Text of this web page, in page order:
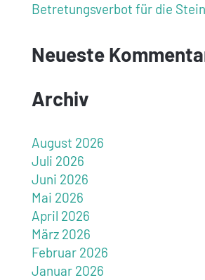
Betretungsverbot für die
Neueste
Archiv
August 2026
Juli 2026
Juni 2026
Mai 2026
April 2026
März 2026
Februar 2026
Januar 2026